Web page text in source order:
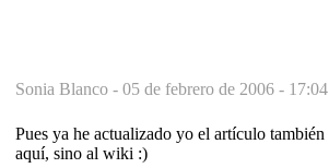
Sonia Blanco - 05 de febrero de 2006 - 17:04
Pues ya he actualizado yo el artículo
aquí, sino al wiki :)